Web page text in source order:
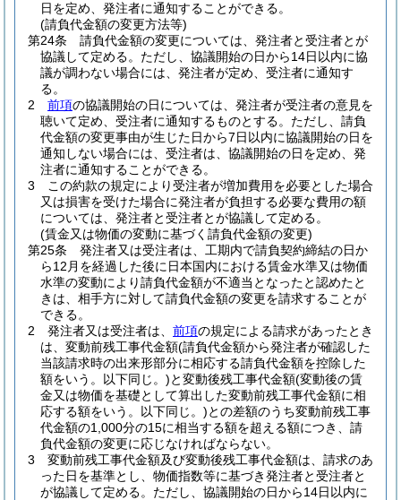
日を定め、発注者に通知することができる。
(請負代金額の変更方法等)
第24条
請負代金額の変更については、発注者と受注者とが
協議して定める。 ただし、協議開始の日から14日以内に協
議が調わない場合には、発注者が定め、受注者に通知す
る。
2
前項の協議開始の日については、発注者が受注者の意見を
聴いて定め、受注者に通知するものとする。 ただし、請負
代金額の変更事由が生じた日から7日以内に協議開始の日を
通知しない場合には、受注者は、協議開始の日を定め、発
注者に通知することができる。
3
この約款の規定により受注者が増加費用を必要とした場合
又は損害を受けた場合に発注者が負担する必要な費用の額
については、発注者と受注者とが協議して定める。
(賃金又は物価の変動に基づく請負代金額の変更)
第25条
発注者又は受注者は、工期内で請負契約締結の日か
ら12月を経過した後に日本国内における賃金水準又は物価
水準の変動により請負代金額が不適当となったと認めたと
きは、相手方に対して請負代金額の変更を請求することが
できる。
2
発注者又は受注者は、 前項の規定による請求があったとき
は、変動前残工事代金額(請負代金額から発注者が確認した
当該請求時の出来形部分に相応する請負代金額を控除した
額をいう。以下同じ。)と変動後残工事代金額(変動後の賃
金又は物価を基礎として算出した変動前残工事代金額に相
応する額をいう。以下同じ。)との差額のうち変動前残工事
代金額の1,000分の15に相当する額を超える額につき、請
負代金額の変更に応じなければならない。
3
変動前残工事代金額及び変動後残工事代金額は、請求のあ
った日を基準とし、物価指数等に基づき発注者と受注者と
が協議して定める。 ただし、協議開始の日から14日以内に